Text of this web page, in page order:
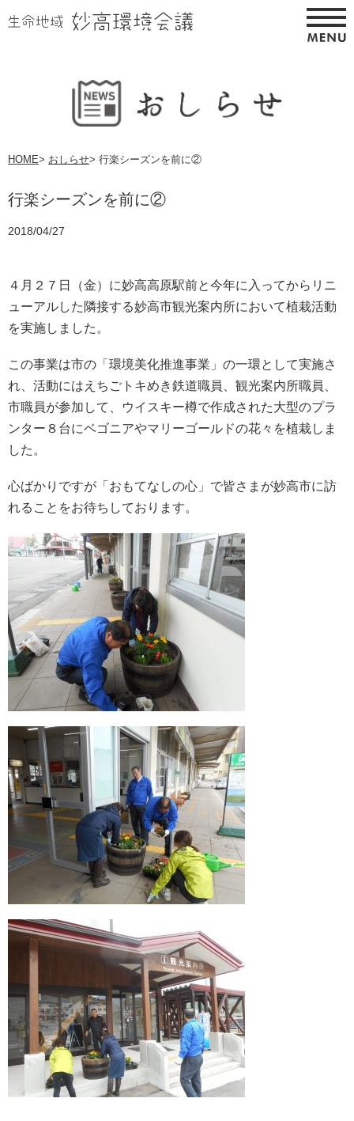
HOME> おしらせ> 行楽シーズンを前に②
行楽シーズンを前に②
2018/04/27
４月２７日（金）に妙高高原駅前と今年に入ってからリニ
ューアルした隣接する妙高市観光案内所において植栽活動
を実施しました。
この事業は市の「環境美化推進事業」の一環として実施さ
れ、活動にはえちごトキめき鉄道職員、観光案内所職員、
市職員が参加して、ウイスキー樽で作成された大型のプラ
ンター８台にベゴニアやマリーゴールドの花々を植栽しま
した。
心ばかりですが「おもてなしの心」で皆さまが妙高市に訪
れることをお待ちしております。